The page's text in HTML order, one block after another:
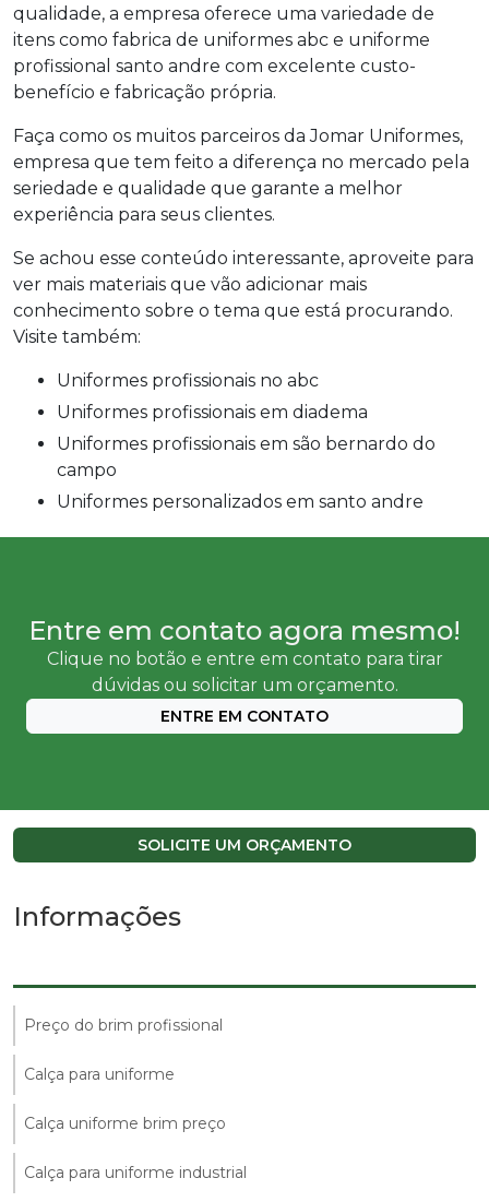
qualidade, a empresa oferece uma variedade de
itens como fabrica de uniformes abc e uniforme
profissional santo andre com excelente custo-
benefício e fabricação própria.
Faça como os muitos parceiros da Jomar Uniformes,
empresa que tem feito a diferença no mercado pela
seriedade e qualidade que garante a melhor
experiência para seus clientes.
Se achou esse conteúdo interessante, aproveite para
ver mais materiais que vão adicionar mais
conhecimento sobre o tema que está procurando.
Visite também:
uniformes profissionais no abc
uniformes profissionais em diadema
uniformes profissionais em são bernardo do
campo
uniformes personalizados em santo andre
Entre em contato agora mesmo!
Clique no botão e entre em contato para tirar
dúvidas ou solicitar um orçamento.
ENTRE EM CONTATO
SOLICITE UM ORÇAMENTO
Informações
Preço do brim profissional
Calça para uniforme
Calça uniforme brim preço
Calça para uniforme industrial